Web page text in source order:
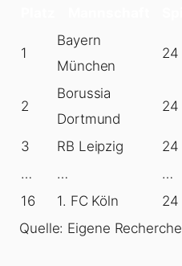
1
Bayern
München
24
2
Borussia
Dortmund
24
3 RB Leipzig 24
…
… …
16
1. FC Köln 24
Quelle: Eigene Recherche